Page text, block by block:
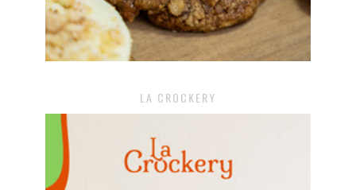
LA CROCKERY